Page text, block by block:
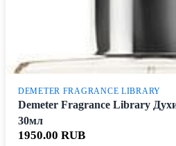
DEMETER FRAGRANCE LIBRARY
Demeter Fragrance Library
30мл
1950.00 RUB